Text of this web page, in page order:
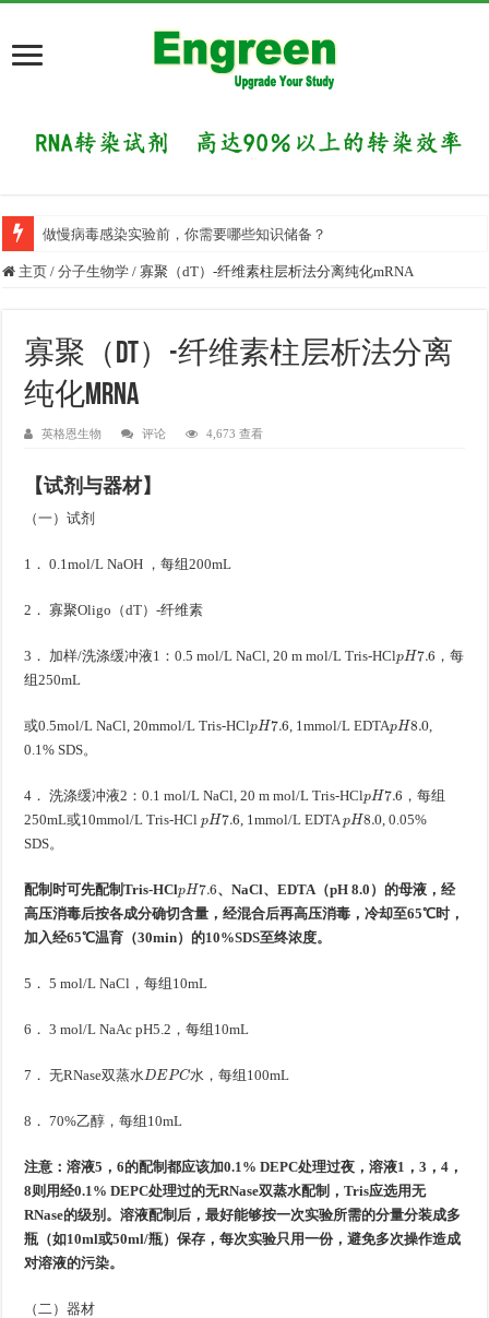
做慢病毒感染实验前，你需要哪些知识储备？
为什么RNA疗法的研究很多，药物却很少？
主页 / 分子生物学 / 寡聚（dT）-纤维素柱层析法分离纯化mRNA
寡聚（dT）-纤维素柱层析法分离
纯化mRNA
英格恩生物 评论 4,673 查看
【试剂与器材】
（一）试剂
1． 0.1mol/L NaOH ，每组200mL
2． 寡聚Oligo（dT）-纤维素
3． 加样/洗涤缓冲液1：0.5 mol/L NaCl, 20 m mol/L Tris-HCl H7.6 ，每
组250mL
或0.5mol/L NaCl, 20mmol/L Tris-HCl H7.6 , 1mmol/L EDTA H8.0
0.1% SDS。
4． 洗涤缓冲液2：0.1 mol/L NaCl, 20 m mol/L Tris-HCl H7.6 ，每组
250mL或10mmol/L Tris-HCl H7.6 , 1mmol/L EDTA H8.0 , 0.05%
SDS。
配制时可先配制Tris-HCl H7.6、NaCl、EDTA（pH 8.0）的母液，经
高压消毒后按各成分确切含量，经混合后再高压消毒，冷却至65℃时，
加入经65℃温育（30min）的10%SDS至终浓度。
5． 5 mol/L NaCl，每组10mL
6． 3 mol/L NaAc pH5.2，每组10mL
7． 无RNase双蒸水 DEPC 水 ，每组100mL
8． 70%乙醇，每组10mL
注意：溶液5，6的配制都应该加0.1% DEPC处理过夜，溶液1，3，4，
8则用经0.1% DEPC处理过的无RNase双蒸水配制，Tris应选用无
RNase的级别。溶液配制后，最好能够按一次实验所需的分量分装成多
瓶（如10ml或50ml/瓶）保存，每次实验只用一份，避免多次操作造成
对溶液的污染。
（二）器材